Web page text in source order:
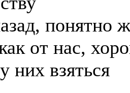
понятно
от нас,
них взяться